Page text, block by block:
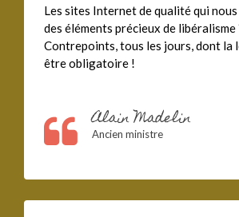
Les sites Internet de qualité qui
des éléments précieux de libéralisme
Contrepoints, tous les jours, dont la
être obligatoire !
Alain Madelin
Ancien ministre